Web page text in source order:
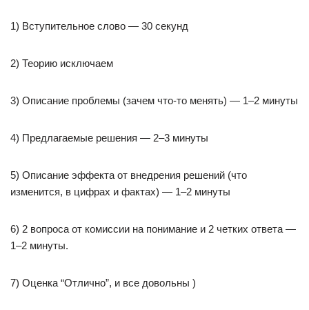
1) Вступительное слово — 30 секунд
2) Теорию исключаем
3) Описание проблемы (зачем что-то менять) — 1–2 минуты
4) Предлагаемые решения — 2–3 минуты
5) Описание эффекта от внедрения решений (что
изменится, в цифрах и фактах) — 1–2 минуты
6) 2 вопроса от комиссии на понимание и 2 четких ответа —
1–2 минуты.
7) Оценка “Отлично”, и все довольны )